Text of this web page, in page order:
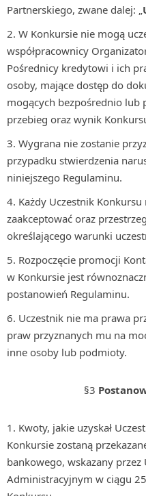
Partnerskiego, zwane dalej: „
W Konkursie nie mogą
współpracownicy
Pośrednicy kredytowi i ich
osoby, mające dostęp do
mogących bezpośrednio lub
przebieg oraz wynik
Wygrana nie zostanie
przypadku stwierdzenia
niniejszego Regulaminu.
Każdy Uczestnik
zaakceptować oraz
określającego warunki
Rozpoczęcie promocji
w Konkursie jest
postanowień Regulaminu.
Uczestnik nie ma prawa
praw przyznanych mu na
inne osoby lub podmioty.
§3
Kwoty, jakie uzyskał
Konkursie zostaną
bankowego, wskazany przez
Administracyjnym w ciągu